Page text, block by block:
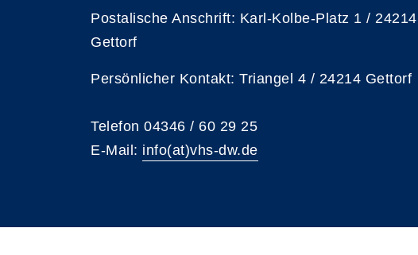
Postalische Anschrift: Karl-Kolbe-Platz 1 / 24214
Gettorf
Persönlicher Kontakt: Triangel 4 / 24214 Gettorf
Telefon 04346 / 60 29 25
E-Mail: info(at)vhs-dw.de